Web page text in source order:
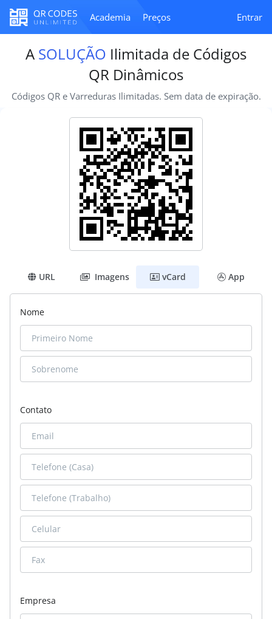
Academia Preços Entrar
A SOLUÇÃO Ilimitada de Códigos
QR Dinâmicos
Códigos QR e Varreduras Ilimitadas. Sem data de expiração.
URL Imagens vCard App
Nome
Contato
Empresa